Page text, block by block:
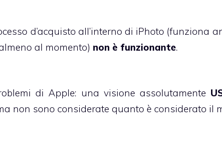
d’acquisto all’interno di iPhoto (funziona
al momento) non è funzionante.
di Apple: una visione assolutamente
non sono considerate quanto è considerato il